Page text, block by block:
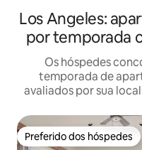
Los Angeles:
por temporada
Os hóspedes
temporada de
avaliados por sua
Preferido dos hóspedes
Preferido dos hóspedes